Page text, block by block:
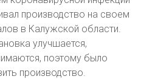
производство на своем
в Калужской области.
улучшается,
поэтому было
производство.